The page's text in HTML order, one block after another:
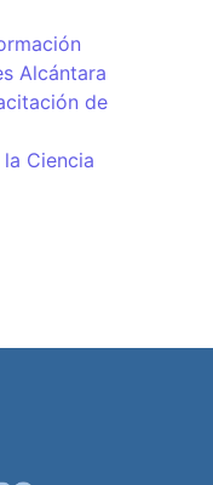
Alcántara
de
Ciencia